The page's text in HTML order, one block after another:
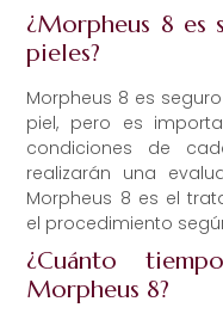
¿Morpheus 8
pieles?
Morpheus 8 es
piel, pero es
condiciones de
realizarán una
Morpheus 8 es el
el procedimiento
¿Cuánto
Morpheus 8?